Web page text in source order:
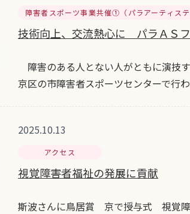
障害者スポーツ事業共催①（パラアーティステ
技術向上、交流熱心に パラＡＳ
障害のある人とない人がともに演技
京区の市障害者スポーツセンターで行
2025.10.13
アクセス
視覚障害者福祉の発展に貢献
斯波さんに鳥居賞 京で授与式 視覚障